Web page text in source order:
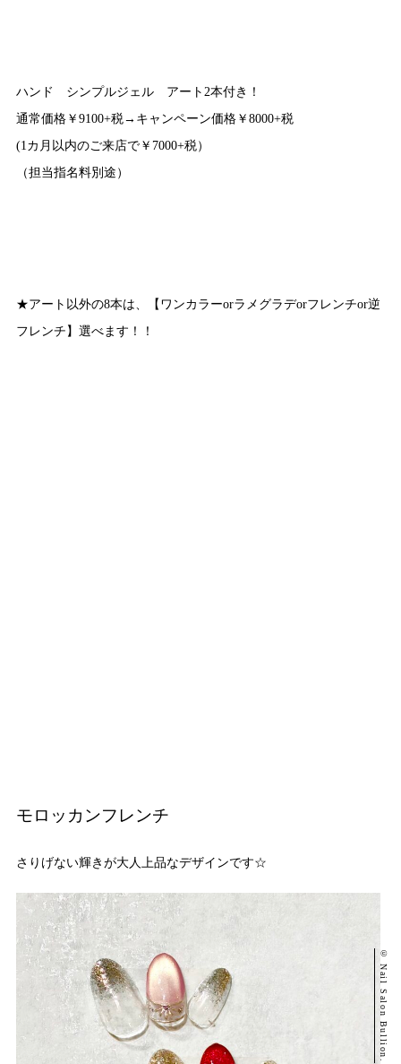
ハンド シンプルジェル アート2本付き！
通常価格￥9100+税→キャンペーン価格￥8000+税
(1カ月以内のご来店で￥7000+税）
（担当指名料別途）
★アート以外の8本は、【ワンカラーorラメグラデorフレンチor逆
フレンチ】選べます！！
モロッカンフレンチ
さりげない輝きが大人上品なデザインです☆
© Nail Salon Bullion.